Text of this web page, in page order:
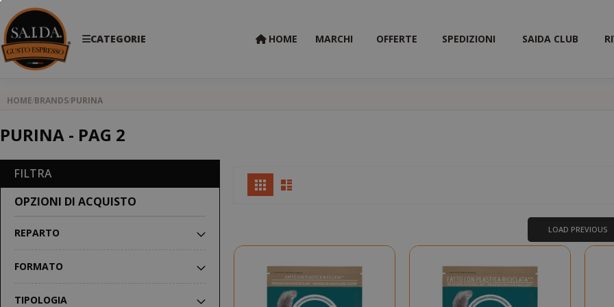
CATEGORIE HOME MARCHI OFFERTE SPEDIZIONI SAIDA CLUB
HOME BRANDS PURINA
PURINA - PAG 2
Mostra
come
GrigliaLista
LOAD PREVIOUS
FILTRA
OPZIONI DI ACQUISTO
REPARTO
FORMATO
TIPOLOGIA